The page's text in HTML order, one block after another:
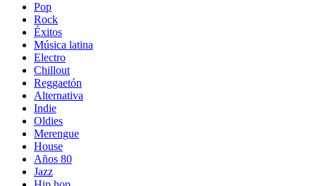
Pop
Rock
Éxitos
Música latina
Electro
Chillout
Reggaetón
Alternativa
Indie
Oldies
Merengue
House
Años 80
Jazz